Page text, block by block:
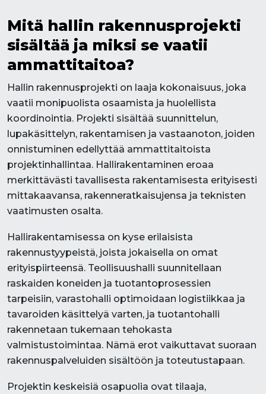
Mitä hallin rakennusprojekti
sisältää ja miksi se vaatii
ammattitaitoa?
Hallin rakennusprojekti on laaja kokonaisuus, joka
vaatii monipuolista osaamista ja huolellista
koordinointia. Projekti sisältää suunnittelun,
lupakäsittelyn, rakentamisen ja vastaanoton, joiden
onnistuminen edellyttää ammattitaitoista
projektinhallintaa. Hallirakentaminen eroaa
merkittävästi tavallisesta rakentamisesta erityisesti
mittakaavansa, rakenneratkaisujensa ja teknisten
vaatimusten osalta.
Hallirakentamisessa on kyse erilaisista
rakennustyypeistä, joista jokaisella on omat
erityispiirteensä. Teollisuushalli suunnitellaan
raskaiden koneiden ja tuotantoprosessien
tarpeisiin, varastohalli optimoidaan logistiikkaa ja
tavaroiden käsittelyä varten, ja tuotantohalli
rakennetaan tukemaan tehokasta
valmistustoimintaa. Nämä erot vaikuttavat suoraan
rakennuspalveluiden sisältöön ja toteutustapaan.
Projektin keskeisiä osapuolia ovat tilaaja,